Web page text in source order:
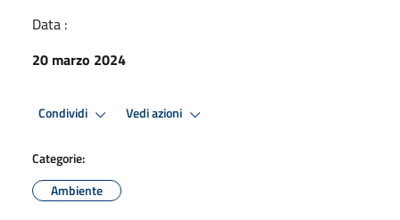
Data :
20 marzo 2024
Condividi Vedi azioni
Categorie:
Ambiente